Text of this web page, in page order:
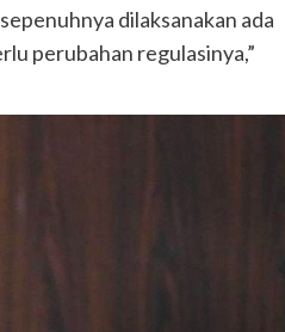
dilaksanakan ada
perubahan regulasinya,”